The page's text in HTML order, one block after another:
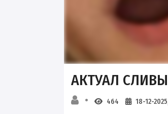
АКТУАЛ
464 18-12-